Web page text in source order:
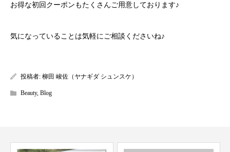
お得な初回クーポンもたくさんご用意しております♪
気になっていることは気軽にご相談くださいね♪
投稿者: 柳田 峻佐（ヤナギダ シュンスケ）
Beauty, Blog